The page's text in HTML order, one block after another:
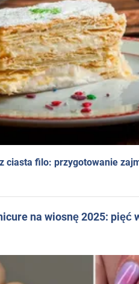
ciasta filo: przygotowanie
na wiosnę 2025: pięć